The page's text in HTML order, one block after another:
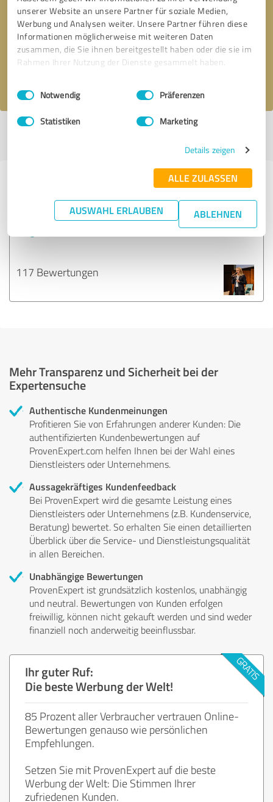
unserer Website an unsere Partner für soziale Medien,
Werbung und Analysen weiter. Unsere Partner führen diese
Informationen möglicherweise mit weiteren Daten
zusammen, die Sie ihnen bereitgestellt haben oder die sie im
Rahmen Ihrer Nutzung der Dienste gesammelt haben.
Impressum Datenschutzbestimmungen
Einwilligungsauswahl
Notwendig Präferenzen
Statistiken Marketing
Details zeigen
ALLE ZULASSEN
AUSWAHL ERLAUBEN ABLEHNEN
Bitte um Rückruf * Erforderliche Angaben
Nachricht senden
Erfahrungen zu weiteren
Anbietern aus dem Bereich
117 Bewertungen
Mehr Transparenz und Sicherheit bei der
Expertensuche
Authentische Kundenmeinungen
Profitieren Sie von Erfahrungen anderer Kunden: Die
authentifizierten Kundenbewertungen auf
ProvenExpert.com helfen Ihnen bei der Wahl eines
Dienstleisters oder Unternehmens.
Aussagekräftiges Kundenfeedback
Bei ProvenExpert wird die gesamte Leistung eines
Dienstleisters oder Unternehmens (z.B. Kundenservice,
Beratung) bewertet. So erhalten Sie einen detaillierten
Überblick über die Service- und Dienstleistungsqualität
in allen Bereichen.
Unabhängige Bewertungen
ProvenExpert ist grundsätzlich kostenlos, unabhängig
und neutral. Bewertungen von Kunden erfolgen
freiwillig, können nicht gekauft werden und sind weder
finanziell noch anderweitig beeinflussbar.
Ihr guter Ruf:
Die beste Werbung der Welt!
85 Prozent aller Verbraucher vertrauen Online-
Bewertungen genauso wie persönlichen
Empfehlungen.
Setzen Sie mit ProvenExpert auf die beste
Werbung der Welt: Die Stimmen Ihrer
zufriedenen Kunden.